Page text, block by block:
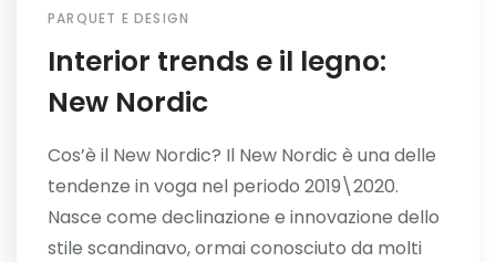
PARQUET E DESIGN
Interior trends e il legno:
New Nordic
Cos’è il New Nordic? Il New Nordic è una delle
tendenze in voga nel periodo 2019\2020.
Nasce come declinazione e innovazione dello
stile scandinavo, ormai conosciuto da molti